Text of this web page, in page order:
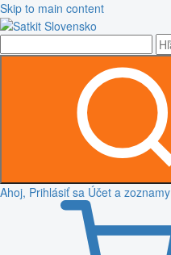
Skip to main content
Ahoj, Prihlásiť sa Účet a zoznamy